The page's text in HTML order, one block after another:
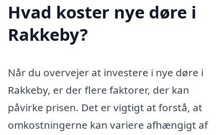
Hvad koster nye døre i
Rakkeby?
Når du overvejer at investere i nye døre i
Rakkeby, er der flere faktorer, der kan
påvirke prisen. Det er vigtigt at forstå, at
omkostningerne kan variere afhængigt af